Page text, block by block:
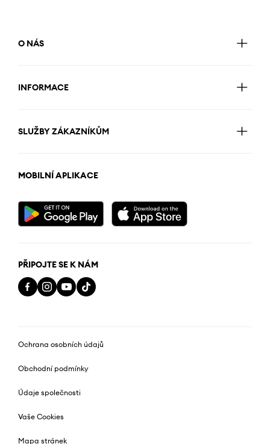
O NÁS
INFORMACE
SLUŽBY ZÁKAZNÍKŮM
MOBILNÍ APLIKACE
PŘIPOJTE SE K NÁM
Ochrana osobních údajů
Obchodní podmínky
Údaje společnosti
Vaše Cookies
Mapa stránek